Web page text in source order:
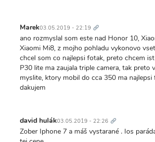
Marek03.05.2019 - 22:19 odkaz
ano rozmyslal som este nad Honor 10,
Xiaomi Mi8, z mojho pohladu vykonovo
chcel som co najlepsi fotak, preto chcem
P30 lite ma zaujala triple camera, tak preto
myslite, ktory mobil do cca 350 ma najlepsi
dakujem
david hulák03.05.2019 - 22:26 odkaz
Zober Iphone 7 a máš vystarané . Ios